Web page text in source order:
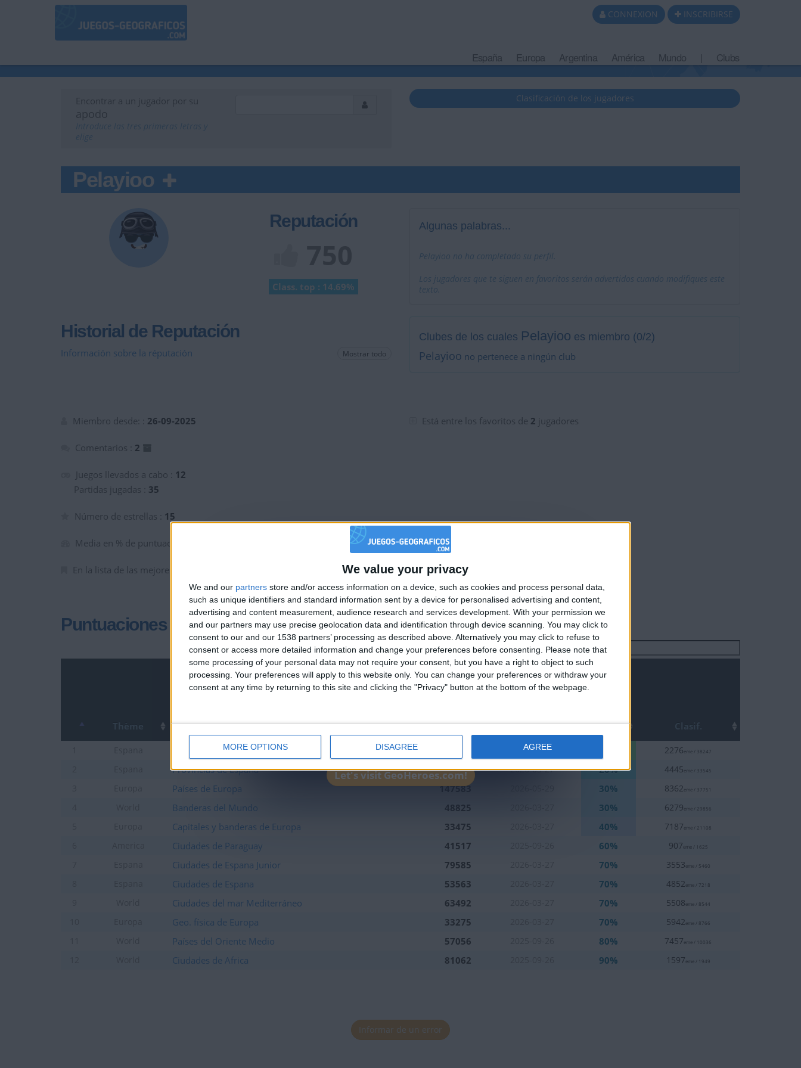
We value your privacy
We and our partners store and/or access information on a device, such as cookies and process personal data,
such as unique identifiers and standard information sent by a device for personalised advertising and content,
advertising and content measurement, audience research and services development. With your permission we
and our partners may use precise geolocation data and identification through device scanning. You may click to
consent to our and our 1538 partners’ processing as described above. Alternatively you may click to refuse to
consent or access more detailed information and change your preferences before consenting.
Please note that
some processing of your personal data may not require your consent, but you have a right to object to such
processing. Your preferences will apply to this website only. You can change your preferences or withdraw your
consent at any time by returning to this site and clicking the "Privacy" button at the bottom of the webpage.
MORE OPTIONS DISAGREE AGREE
CONNEXION INSCRIBIRSE
España Europa Argentina América Mundo Clubs
Encontrar a un jugador por su
apodo
Clasificación de los jugadores
Pelayioo
Reputación
Class. top : 14.69%
Historial de Reputación
Información sobre la réputación Mostrar todo
Algunas palabras...
Pelayioo no ha completado su perfil.
Los jugadores que te siguen en favoritos serán advertidos cuando modifiques este
texto.
Clubes de los cuales Pelayioo es miembro (0/2)
Pelayioo no pertenece a ningún club
Miembro desde: : 26-09-2025
Comentarios : 2
Juegos llevados a cabo : 12
Partidas jugadas : 35
Número de estrellas : 15
Media en % de puntuación max. :
En la lista de las mejores partidas :
Está entre los favoritos de 2 jugadores
Puntuaciones
Buscar:
1 1 2 1
Thème Nombre
resultados
Fecha Clasif.
Comunidades de España 2025-09-26 2276eme / 38247
Provincias de España 194964 2026-03-27 20% 4445eme / 33545
Países de Europa 147583 30% 8362eme / 37751
Banderas del Mundo 48825 30% 6279eme / 29856
Capitales y banderas de Europa 33475 40% 7187eme / 21108
Ciudades de Paraguay 41517 60% 907eme / 1625
Ciudades de Espana Junior 79585 70% 3553eme / 5460
Ciudades de Espana 53563 70% 4852eme / 7218
Ciudades del mar Mediterráneo 63492 70% 5508eme / 8544
Geo. física de Europa 33275 70% 5942eme / 8766
Países del Oriente Medio 57056 80% 7457eme / 10036
Ciudades de Africa 81062 90% 1597eme / 1949
Informar de un error
🇺🇸 We noticed you’re visiting from
an English-speaking country
Join our American version now and be among
the firsts to submit your score on our
leaderboards!
Let's visit GeoHeroes.com!